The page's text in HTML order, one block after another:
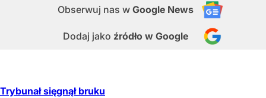
Obserwuj nas w Google News
Dodaj jako źródło w Google
Trybunał sięgnął bruku